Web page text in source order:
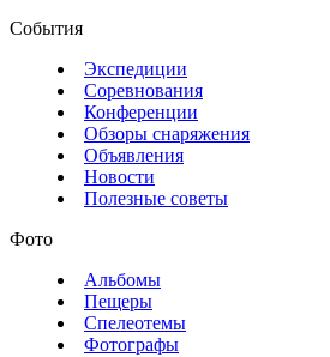
События
Экспедиции
Соревнования
Конференции
Обзоры снаряжения
Объявления
Новости
Полезные советы
Фото
Альбомы
Пещеры
Спелеотемы
Фотографы